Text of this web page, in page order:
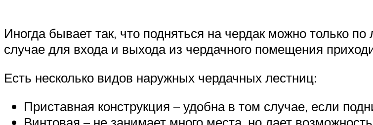
Иногда бывает так, что подняться на чердак можно только
случае для входа и выхода из чердачного помещения
Есть несколько видов наружных чердачных лестниц:
Приставная конструкция – удобна в том случае, если
Винтовая – не занимает много места, но дает